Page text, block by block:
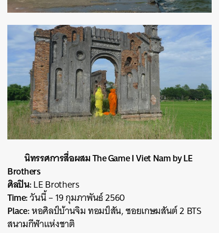
นิทรรศการสื่อผสม The Game I Viet Nam by LE
Brothers
ศิลปิน:LE Brothers
Time:วันนี้ – 19 กุมภาพันธ์ 2560
Place:หอศิลป์บ้านจิม ทอมป์สัน, ซอยเกษมสันต์ 2 BTS
สนามกีฬาแห่งชาติ